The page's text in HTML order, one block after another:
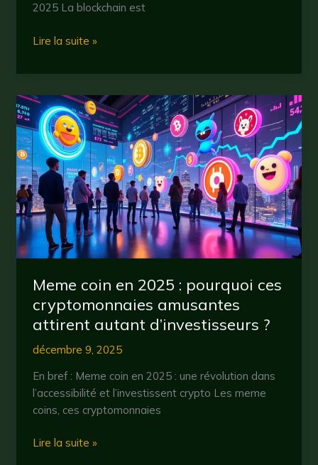
2025 La blockchain est
Blockchain
bourse
comment
les
cryptomonnaies
transforment
l’investissement
en
2025
Lire la suite »
Meme coin en 2025 : pourquoi ces
cryptomonnaies amusantes
attirent autant d’investisseurs ?
décembre 9, 2025
En bref : Meme coin en 2025 : une révolution dans
l’accessibilité et l’investissent crypto Les meme
coins, ces cryptomonnaies
Meme
Lire la suite »